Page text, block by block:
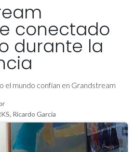
conectado
durante la
el mundo confían en Grandstream
Ricardo Garcia